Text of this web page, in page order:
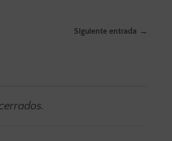
Siguiente entrada